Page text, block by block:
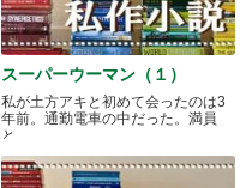
スーパーウーマン（１）
私が土方アキと初めて会ったのは3
年前。通勤電車の中だった。満員
と.....